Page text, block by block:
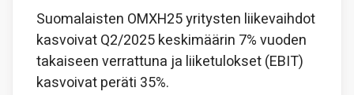
Suomalaisten OMXH25 yritysten liikevaihdot
kasvoivat Q2/2025 keskimäärin 7% vuoden
takaiseen verrattuna ja liiketulokset (EBIT)
kasvoivat peräti 35%.